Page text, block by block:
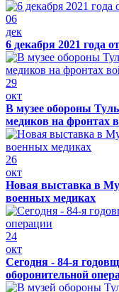
06
дек
6 декабря 2021 года
29
окт
В музее обороны
медиков на фронтах
26
окт
Новая выставка в
военных медиках
24
окт
Сегодня - 84-я
оборонительной